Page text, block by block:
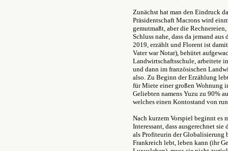
Zunächst hat man den Eindruck
Präsidentschaft Macrons wird
gemutmaßt, aber die
Schluss nahe, dass da jemand
2019, erzählt und Florent ist
Vater war Notar), behütet
Landwirtschaftsschule, arbeitete
und dann im französischen
also. Zu Beginn der Erzählung
für Miete einer großen Wohnung
Geliebten namens Yuzu zu 90%
welches einen Kontostand von
Nach kurzem Vorspiel beginnt es
Interessant, dass ausgerechnet
als Profiteurin der Globalisierung
Frankreich lebt, leben kann (ihr